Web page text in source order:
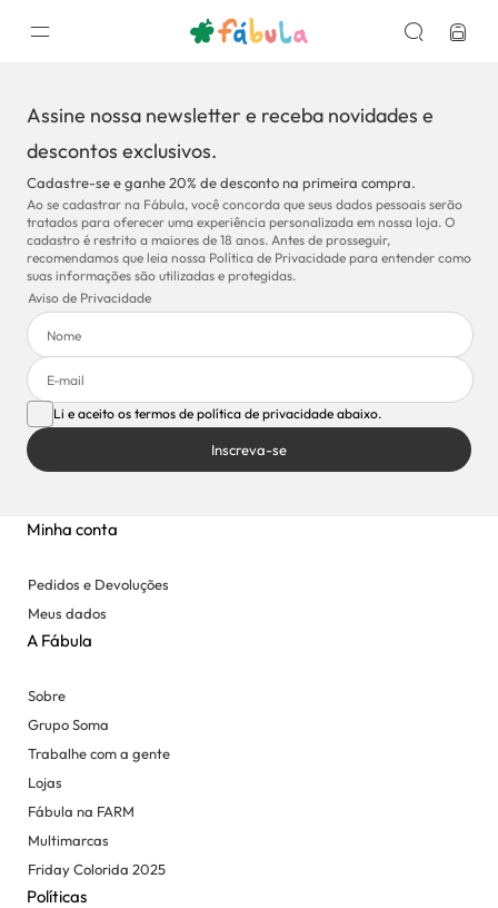
Assine nossa newsletter e receba novidades e
descontos exclusivos.
Cadastre-se e ganhe 20% de desconto na primeira compra.
Ao se cadastrar na Fábula, você concorda que seus dados pessoais serão
tratados para oferecer uma experiência personalizada em nossa loja. O
cadastro é restrito a maiores de 18 anos. Antes de prosseguir,
recomendamos que leia nossa Política de Privacidade para entender como
suas informações são utilizadas e protegidas.
Aviso de Privacidade
Li e aceito os termos de política de privacidade abaixo.
Inscreva-se
Minha conta
Pedidos e Devoluções
Meus dados
A Fábula
Sobre
Grupo Soma
Trabalhe com a gente
Lojas
Fábula na FARM
Multimarcas
Friday Colorida 2025
Políticas